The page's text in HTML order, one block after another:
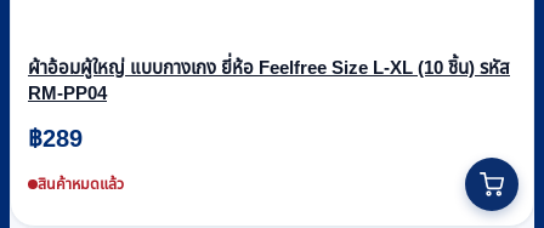
ผ้าอ้อมผู้ใหญ่ แบบกางเกง ยี่ห้อ Feelfree Size L-XL (10 ชิ้น) รหัส
RM-PP04
฿289
สินค้าหมดแล้ว